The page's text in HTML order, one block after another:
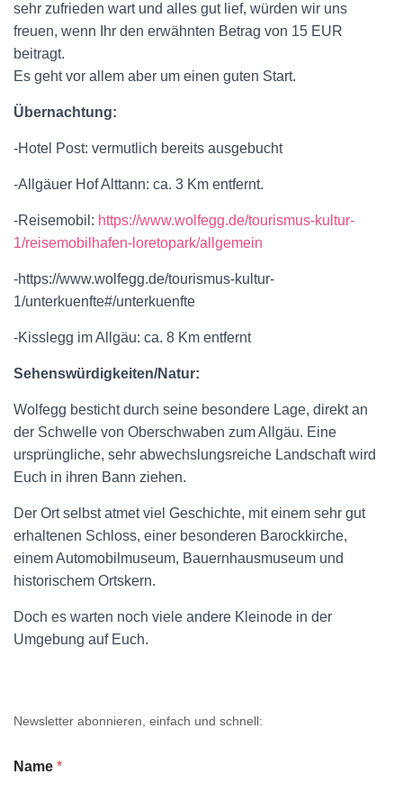
sehr zufrieden wart und alles gut lief, würden wir uns
freuen, wenn Ihr den erwähnten Betrag von 15 EUR
beitragt.
Es geht vor allem aber um einen guten Start.
Übernachtung:
-Hotel Post: vermutlich bereits ausgebucht
-Allgäuer Hof Alttann: ca. 3 Km entfernt.
-Reisemobil: https://www.wolfegg.de/tourismus-kultur-
1/reisemobilhafen-loretopark/allgemein
-https://www.wolfegg.de/tourismus-kultur-
1/unterkuenfte#/unterkuenfte
-Kisslegg im Allgäu: ca. 8 Km entfernt
Sehenswürdigkeiten/Natur:
Wolfegg besticht durch seine besondere Lage, direkt an
der Schwelle von Oberschwaben zum Allgäu. Eine
ursprüngliche, sehr abwechslungsreiche Landschaft wird
Euch in ihren Bann ziehen.
Der Ort selbst atmet viel Geschichte, mit einem sehr gut
erhaltenen Schloss, einer besonderen Barockkirche,
einem Automobilmuseum, Bauernhausmuseum und
historischem Ortskern.
Doch es warten noch viele andere Kleinode in der
Umgebung auf Euch.
Newsletter abonnieren, einfach und schnell:
Name *